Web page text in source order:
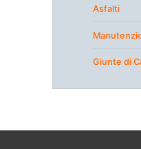
Asfalti
Giunte di